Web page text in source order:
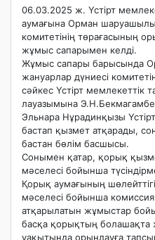
06.03.2025 ж. Үстірт
аумағына Орман
комитетінің төрағасының
жұмыс сапарымен келді.
​Жұмыс сапары барысында
жануарлар дүниесі
сәйкес Үстірт
лауазымына
Эльнара Нұрадинқызы
бастап қызмет атқарады,
бастан бөлім басшысы.
Сонымен қатар, қорық
мәселесі бойынша
Қорық аумағының
мәселесі бойынша комиссия
атқарылатын жұмыстар
басқа қорықтың
уақытында орындауға